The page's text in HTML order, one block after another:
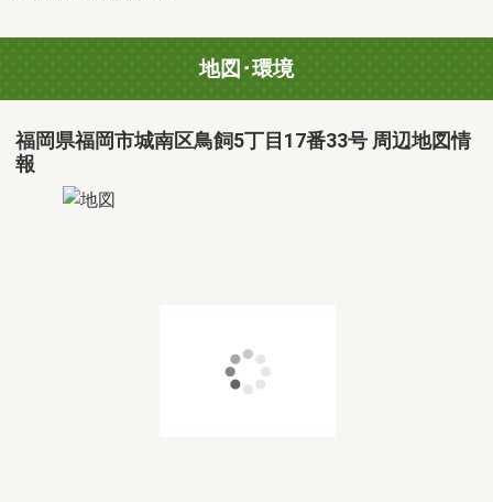
地図･環境
福岡県福岡市城南区鳥飼5丁目17番33号 周辺地図情
報